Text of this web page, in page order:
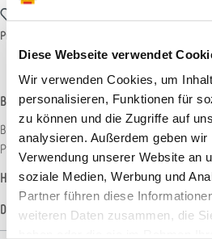
Diese Webseite verwendet
Wir verwenden Cookies, um
personalisieren, Funktionen für
zu können und die Zugriffe auf
analysieren. Außerdem geben
Verwendung unserer Website an
soziale Medien, Werbung und
Partner führen diese
weiteren Daten zusammen, die
Produktnummer:
Beschreibung
Biozidprodukte vorsichtig verwenden. Vor
Produktinformationen lesen. Reg. Nummer: N-
Hersteller-Informationen
Datenblätter